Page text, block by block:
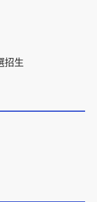
招生